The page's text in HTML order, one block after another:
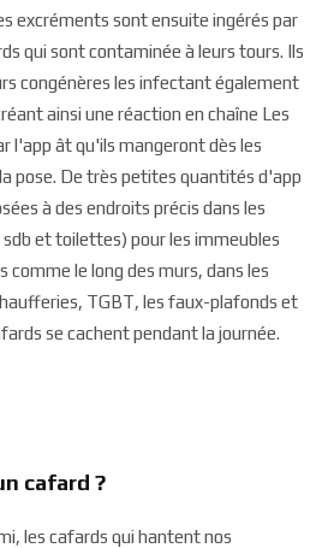
excréments sont ensuite ingérés par
qui sont contaminée à leurs tours. Ils
congénères les infectant également
ainsi une réaction en chaîne Les
l'app ât qu'ils mangeront dès les
pose. De très petites quantités d'app
à des endroits précis dans les
et toilettes) pour les immeubles
comme le long des murs, dans les
TGBT, les faux-plafonds et
se cachent pendant la journée.
cafard ?
les cafards qui hantent nos